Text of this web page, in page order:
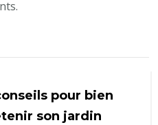
pour bien
son jardin